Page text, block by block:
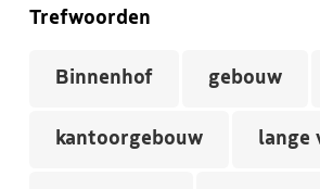
Trefwoorden
Binnenhof gebouw
kantoorgebouw lange